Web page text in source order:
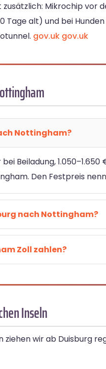
Mikrochip vor
Tage alt) und bei
gov.uk gov.uk
Nottingham?
Beiladung,
Den Festpreis
nach Nottingham?
Zoll zahlen?
Inseln
wir ab Duisburg